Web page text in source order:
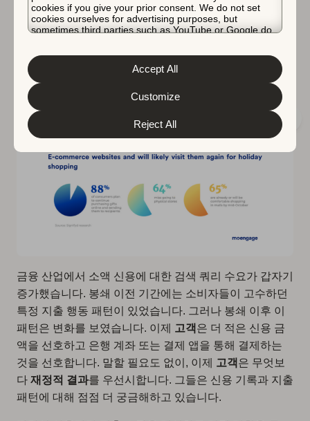
cookies if you give your prior consent. We do not set
cookies ourselves for advertising purposes, but
sometimes third parties such as YouTube or Google do.
about the protection of your personal data and the
different cookies we use, please read our
&
. You can customize your cookie settings
and preferences by clicking the “Customize” button.
Reject All
Customize
Accept All
2021년 연휴 시즌은 사람들이 팬데믹에 대처하는 정도가
지역마다 다르기 때문에 작년에 비해 훨씬 더 큰 도전이
증량, 리뷰 및 평점에 대한 기대치가 다릅니다. 그러나 온
라인 쇼핑은 많은 쇼핑객에게 주요 채널로 계속될 것입니
다.
금융 산업에서 소액 신용에 대한 검색 쿼리 수요가 갑자기
증가했습니다. 봉쇄 이전 기간에는 소비자들이 고수하던
특정 지출 행동 패턴이 있었습니다. 그러나 봉쇄 이후 이
패턴은 변화를 보였습니다. 이제
고객 은 더 적은 신용 금
액을 선호하고 은행 계좌 또는 결제 앱을 통해 결제하는
것을 선호합니다. 말할 필요도 없이, 이제
고객 은 무엇보
다 재정적 결과를 우선시합니다. 그들은 신용 기록과 지출
패턴에 대해 점점 더 궁금해하고 있습니다.